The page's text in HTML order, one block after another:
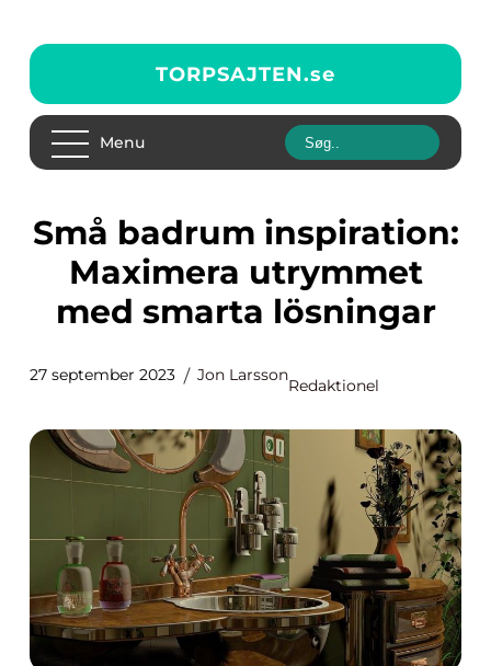
TORPSAJTEN.se
Menu
Små badrum inspiration:
Maximera utrymmet
med smarta lösningar
27 september 2023 Jon Larsson
Redaktionel